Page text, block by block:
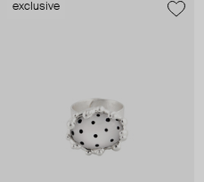
exclusive